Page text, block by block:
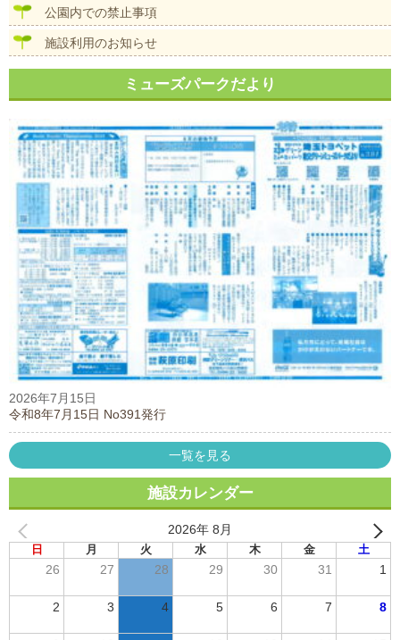
公園内での禁止事項
施設利用のお知らせ
ミューズパークだより
2026年7月15日
令和8年7月15日 No391発行
一覧を見る
施設カレンダー
2026年 8月
日 月 火 水 木 金 土
26 27 28 29 30 31 1
2 3 4 5 6 7 8